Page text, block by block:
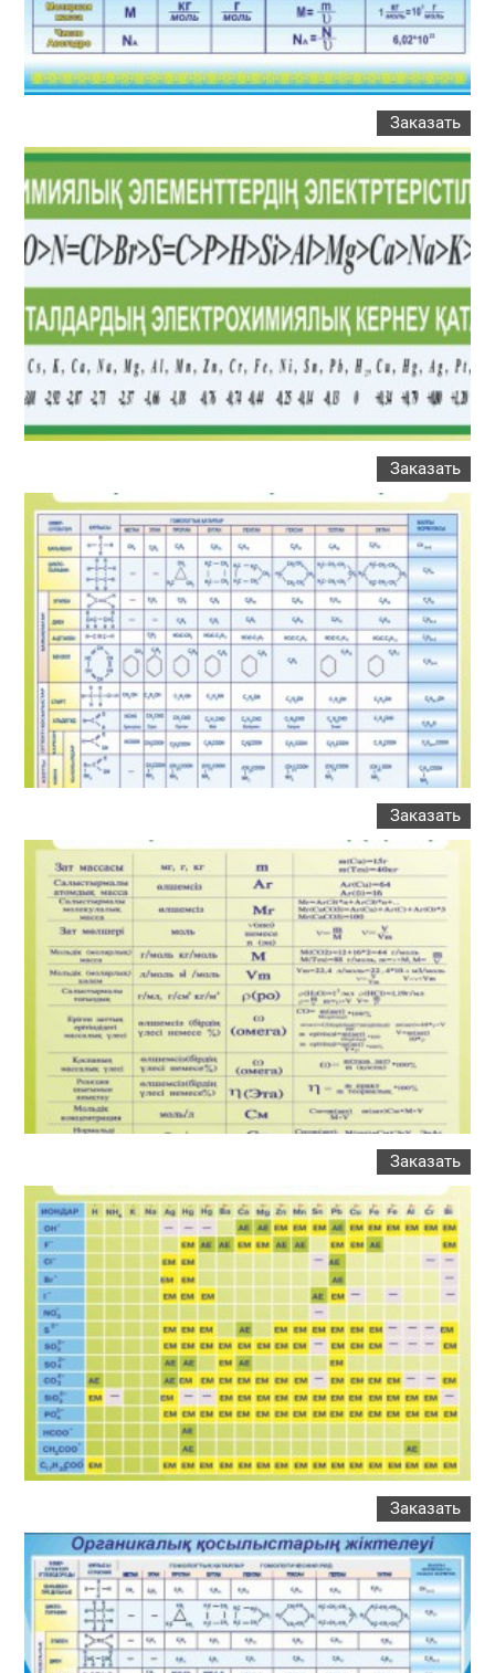
Заказать
Заказать
Заказать
Заказать
Заказать